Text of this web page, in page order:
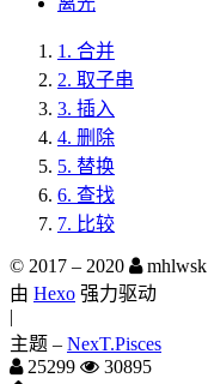
1. 合并
2. 取子串
3. 插入
4. 删除
5. 替换
6. 查找
7. 比较
© 2017 – 2020
mhlwsk
由 Hexo 强力驱动
|
主题 – NexT.Pisces
25299
30895